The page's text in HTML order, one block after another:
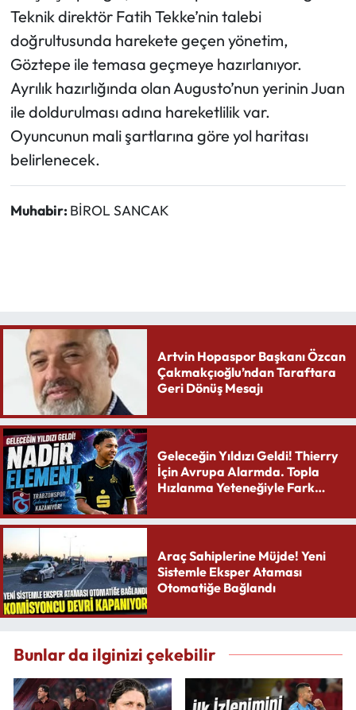
Teknik direktör Fatih Tekke’nin talebi
doğrultusunda harekete geçen yönetim,
Göztepe ile temasa geçmeye hazırlanıyor.
Ayrılık hazırlığında olan Augusto’nun yerinin Juan
ile doldurulması adına hareketlilik var.
Oyuncunun mali şartlarına göre yol haritası
belirlenecek.
Muhabir: BİROL SANCAK
Artvin Hopaspor Başkanı Özcan
Çakmakçıoğlu’ndan Taraftara
Geri Dönüş Mesajı
Geleceğin Yıldızı Geldi! Thierry
İçin Avrupa Alarmda. Topla
Hızlanma Yeteneğiyle Fark
Araç Sahiplerine Müjde! Yeni
Sistemle Eksper Ataması
Otomatiğe Bağlandı
Bunlar da ilginizi çekebilir